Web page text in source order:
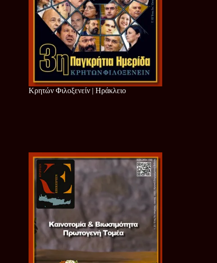
Κρητών Φιλοξενείν | Ηράκλειο